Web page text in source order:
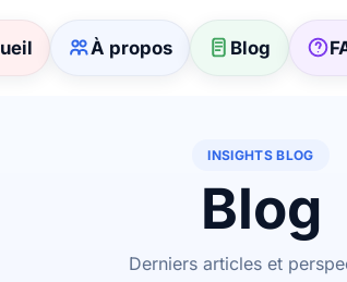
À propos Blog
INSIGHTS BLOG
Blog
Derniers articles et